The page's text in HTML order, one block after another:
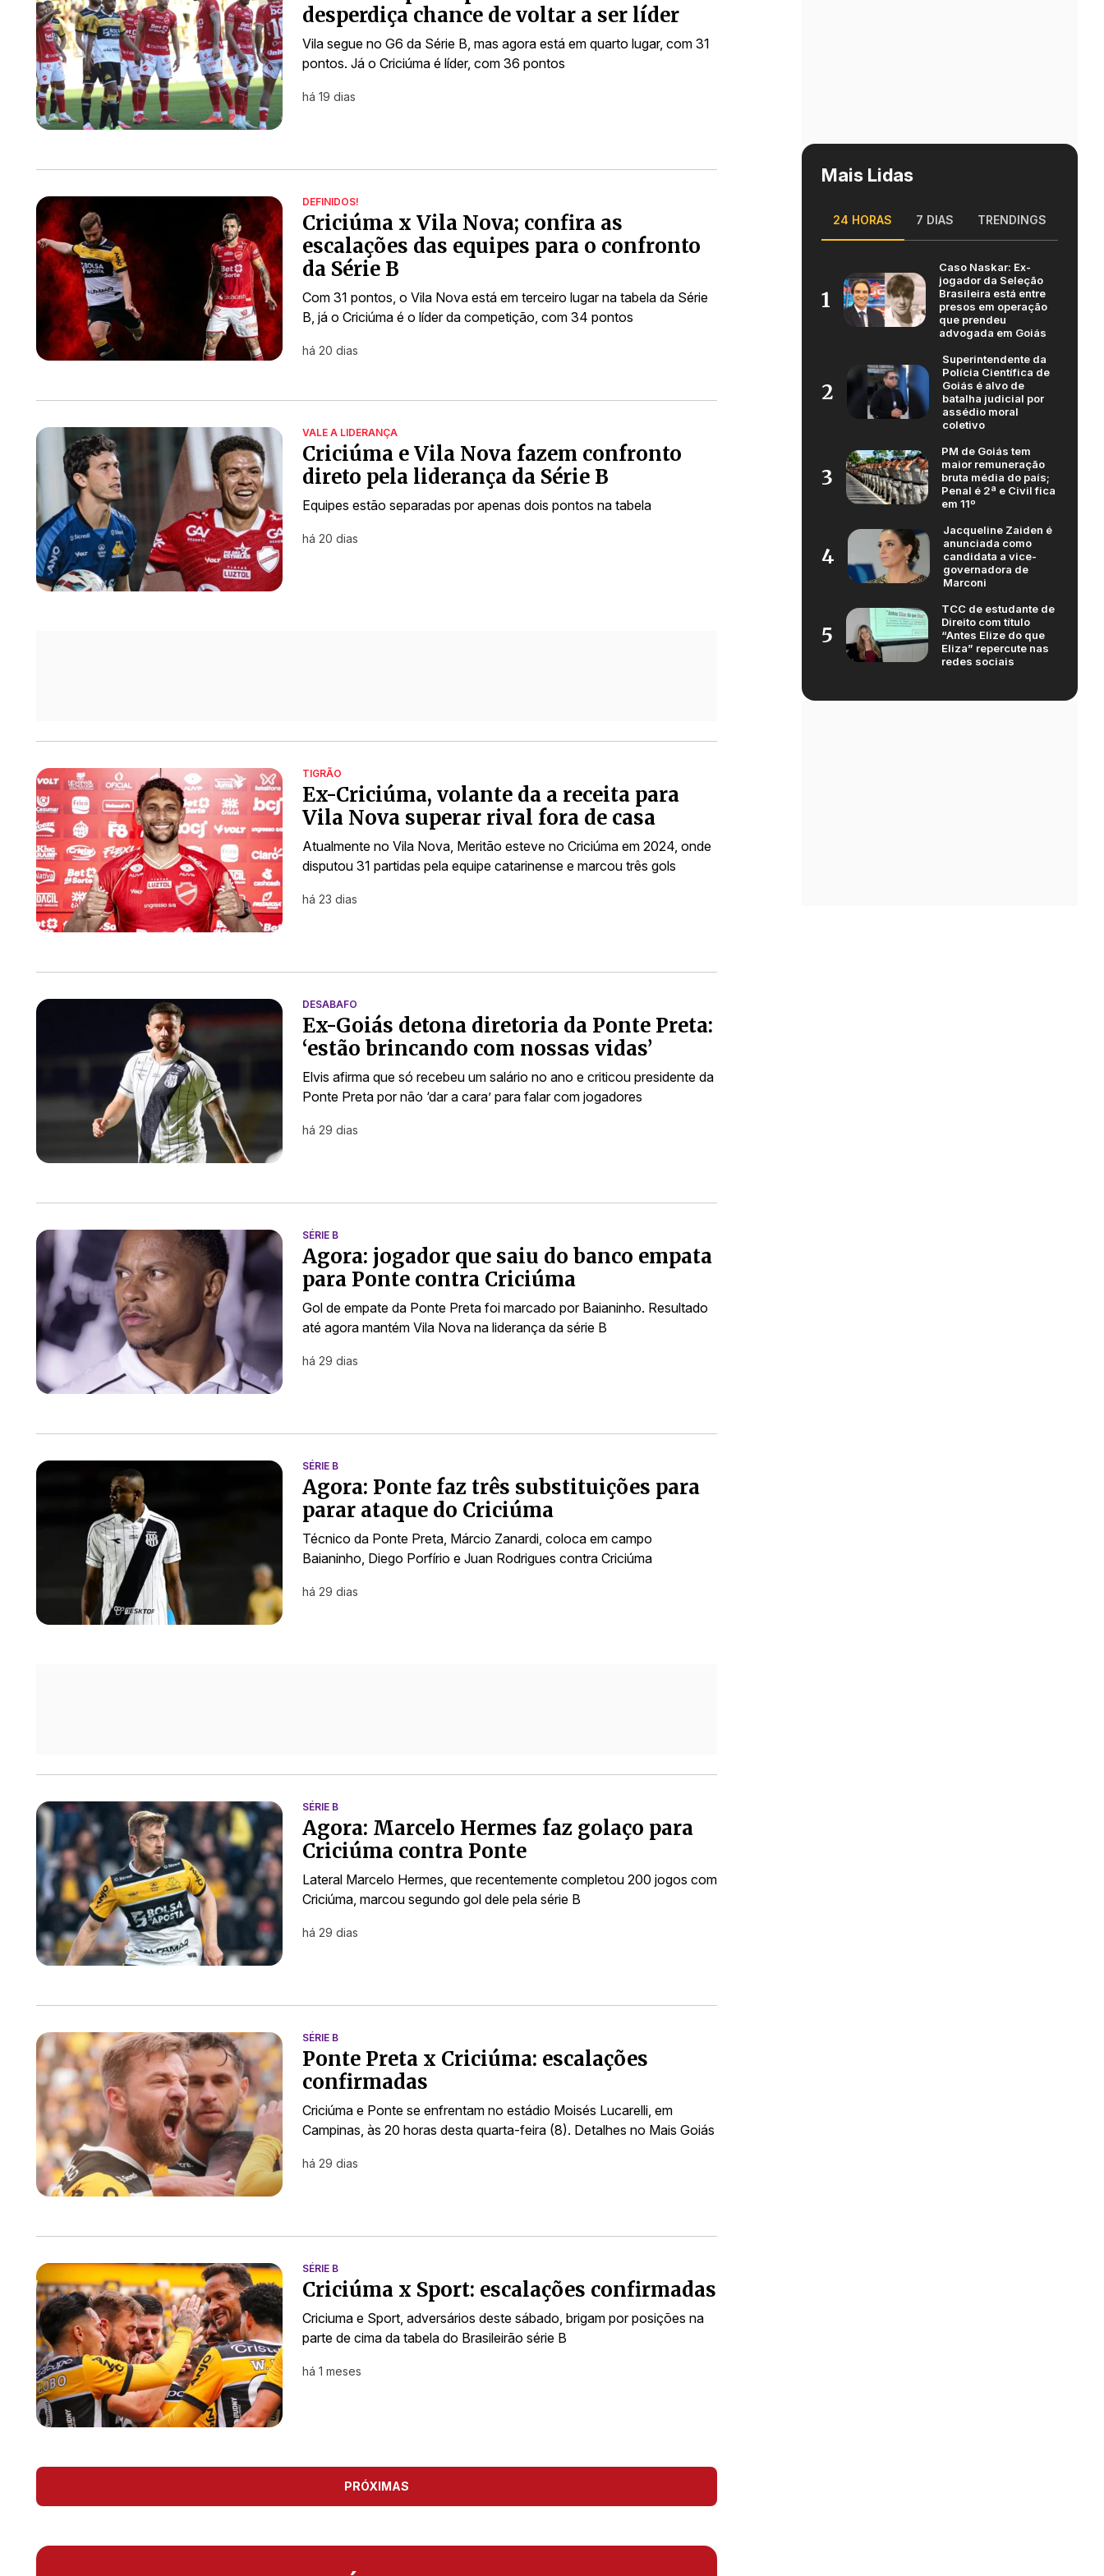
desperdiça chance de voltar a ser líder
Vila segue no G6 da Série B, mas agora está em quarto lugar, com 31
pontos. Já o Criciúma é líder, com 36 pontos
há 19 dias
DEFINIDOS!
Criciúma x Vila Nova; confira as
escalações das equipes para o confronto
da Série B
Com 31 pontos, o Vila Nova está em terceiro lugar na tabela da Série
B, já o Criciúma é o líder da competição, com 34 pontos
há 20 dias
VALE A LIDERANÇA
Criciúma e Vila Nova fazem confronto
direto pela liderança da Série B
Equipes estão separadas por apenas dois pontos na tabela
há 20 dias
TIGRÃO
Ex-Criciúma, volante da a receita para
Vila Nova superar rival fora de casa
Atualmente no Vila Nova, Meritão esteve no Criciúma em 2024, onde
disputou 31 partidas pela equipe catarinense e marcou três gols
há 23 dias
DESABAFO
Ex-Goiás detona diretoria da Ponte Preta:
‘estão brincando com nossas vidas’
Elvis afirma que só recebeu um salário no ano e criticou presidente da
Ponte Preta por não ‘dar a cara’ para falar com jogadores
há 29 dias
SÉRIE B
Agora: jogador que saiu do banco empata
para Ponte contra Criciúma
Gol de empate da Ponte Preta foi marcado por Baianinho. Resultado
até agora mantém Vila Nova na liderança da série B
há 29 dias
SÉRIE B
Agora: Ponte faz três substituições para
parar ataque do Criciúma
Técnico da Ponte Preta, Márcio Zanardi, coloca em campo
Baianinho, Diego Porfírio e Juan Rodrigues contra Criciúma
há 29 dias
SÉRIE B
Agora: Marcelo Hermes faz golaço para
Criciúma contra Ponte
Lateral Marcelo Hermes, que recentemente completou 200 jogos com
Criciúma, marcou segundo gol dele pela série B
há 29 dias
SÉRIE B
Ponte Preta x Criciúma: escalações
confirmadas
Criciúma e Ponte se enfrentam no estádio Moisés Lucarelli, em
Campinas, às 20 horas desta quarta-feira (8). Detalhes no Mais Goiás
há 29 dias
SÉRIE B
Criciúma x Sport: escalações confirmadas
Criciuma e Sport, adversários deste sábado, brigam por posições na
parte de cima da tabela do Brasileirão série B
há 1 meses
PRÓXIMAS
Mais Lidas
24 HORAS 7 DIAS TRENDINGS
1
Caso Naskar: Ex-
jogador da Seleção
Brasileira está entre
presos em operação
que prendeu
advogada em Goiás
2
Superintendente da
Polícia Científica de
Goiás é alvo de
batalha judicial por
assédio moral
coletivo
3
PM de Goiás tem
maior remuneração
bruta média do país;
Penal é 2ª e Civil fica
em 11º
4
Jacqueline Zaiden é
anunciada como
candidata a vice-
governadora de
Marconi
5
TCC de estudante de
Direito com título
“Antes Elize do que
Eliza” repercute nas
redes sociais